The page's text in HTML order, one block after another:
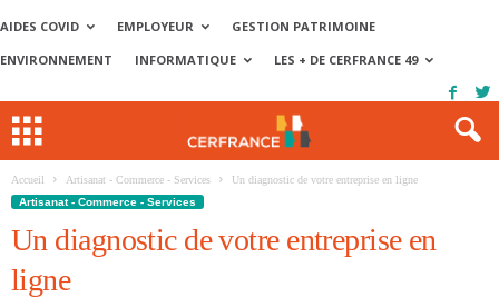
AIDES COVID EMPLOYEUR
GESTION PATRIMOINE
ENVIRONNEMENT
INFORMATIQUE LES + DE CERFRANCE 49
Accueil Artisanat - Commerce - Services
Un diagnostic de votre entreprise en ligne
Artisanat - Commerce - Services
Un diagnostic de votre entreprise en
ligne